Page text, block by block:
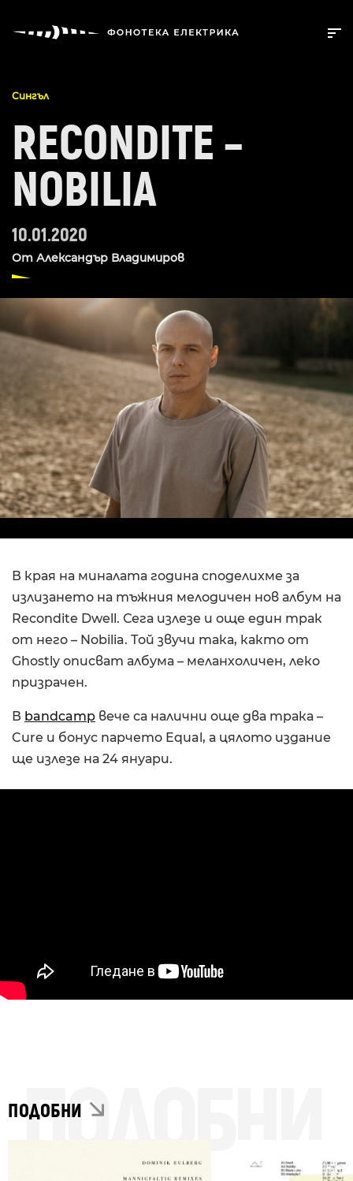
Сингъл
RECONDITE –
NOBILIA
10.01.2020
От Александър Владимиров
В края на миналата година споделихме за
излизането на тъжния мелодичен нов албум на
Recondite Dwell. Сега излезе и още един трак
от него – Nobilia. Той звучи така, както от
Ghostly описват албума – меланхоличен, леко
призрачен.
В bandcamp вече са налични още два трака –
Cure и бонус парчето Equal, а цялото издание
ще излезе на 24 януари.
ПОДОБНИ
ПОДОБНИ